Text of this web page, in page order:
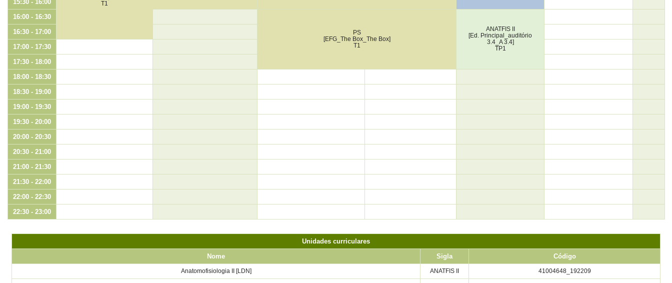
T1
15:30 - 16:00
16:00 - 16:30
PS
[EFG_The Box_The Box]
T1
ANATFIS II
[Ed. Principal_auditório
3.4_A 3.4]
TP1
16:30 - 17:00
17:00 - 17:30
17:30 - 18:00
18:00 - 18:30
18:30 - 19:00
19:00 - 19:30
19:30 - 20:00
20:00 - 20:30
20:30 - 21:00
21:00 - 21:30
21:30 - 22:00
22:00 - 22:30
22:30 - 23:00
Unidades curriculares
Nome
Sigla Código
Anatomofisiologia II [LDN] ANATFIS II 41004648_192209